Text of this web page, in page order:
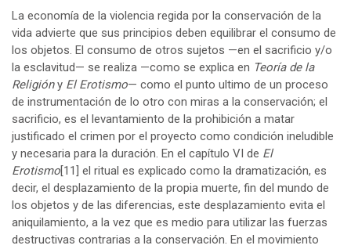
La economía de la violencia regida por la conservación de la
vida advierte que sus principios deben equilibrar el consumo de
los objetos. El consumo de otros sujetos —en el sacrificio y/o
la esclavitud— se realiza —como se explica en Teoría de la
Religióny El Erotismo— como el punto ultimo de un proceso
de instrumentación de lo otro con miras a la conservación; el
sacrificio, es el levantamiento de la prohibición a matar
justificado el crimen por el proyecto como condición ineludible
y necesaria para la duración. En el capítulo VI de El
Erotismo[11] el ritual es explicado como la dramatización, es
decir, el desplazamiento de la propia muerte, fin del mundo de
los objetos y de las diferencias, este desplazamiento evita el
aniquilamiento, a la vez que es medio para utilizar las fuerzas
destructivas contrarias a la conservación. En el movimiento